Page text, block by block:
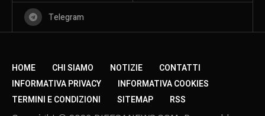
Telegram
HOME CHI SIAMO NOTIZIE
CONTATTI
INFORMATIVA PRIVACY
INFORMATIVA COOKIES
TERMINI E CONDIZIONI
SITEMAP RSS